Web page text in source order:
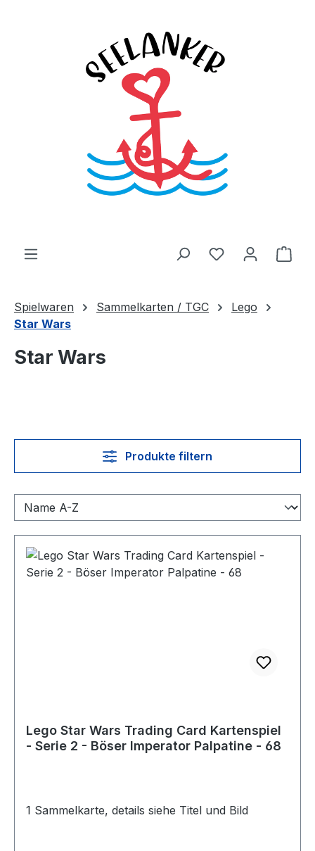
Du hast 0
Spielwaren Sammelkarten / TGC
Lego
Star Wars
Star Wars
Produkte filtern
Lego Star Wars Trading Card Kartenspiel
- Serie 2 - Böser Imperator Palpatine - 68
1 Sammelkarte, details siehe Titel und Bild